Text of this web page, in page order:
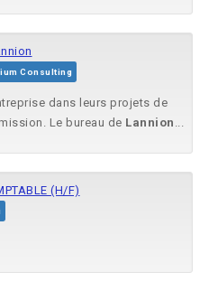
Consulting
dans leurs projets de
Le bureau de Lannion ...
(H/F)